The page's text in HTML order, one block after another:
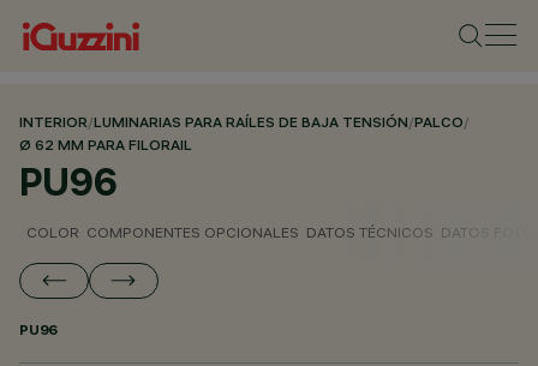
INTERIOR/LUMINARIAS PARA RAÍLES DE BAJA TENSIÓN/PALCO/
Ø 62 MM PARA FILORAIL
PU96
COLOR COMPONENTES OPCIONALES DATOS TÉCNICOS DATOS
PU96